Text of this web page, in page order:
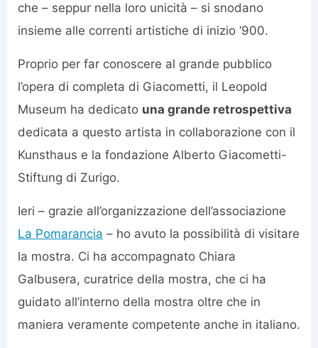
che – seppur nella loro unicità – si snodano
insieme alle correnti artistiche di inizio ‘900.
Proprio per far conoscere al grande pubblico
l’opera di completa di Giacometti, il Leopold
Museum ha dedicato una grande retrospettiva
dedicata a questo artista in collaborazione con il
Kunsthaus e la fondazione Alberto Giacometti-
Stiftung di Zurigo.
Ieri – grazie all’organizzazione dell’associazione
La Pomarancia – ho avuto la possibilità di visitare
la mostra. Ci ha accompagnato Chiara
Galbusera, curatrice della mostra, che ci ha
guidato all’interno della mostra oltre che in
maniera veramente competente anche in italiano.